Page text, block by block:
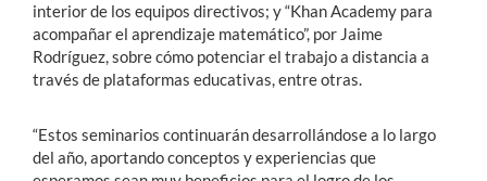
interior de los equipos directivos; y “Khan Academy para
acompañar el aprendizaje matemático”, por Jaime
Rodríguez, sobre cómo potenciar el trabajo a distancia a
través de plataformas educativas, entre otras.
“Estos seminarios continuarán desarrollándose a lo largo
del año, aportando conceptos y experiencias que